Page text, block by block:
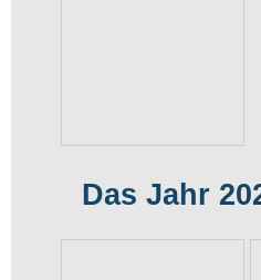
Das Jahr